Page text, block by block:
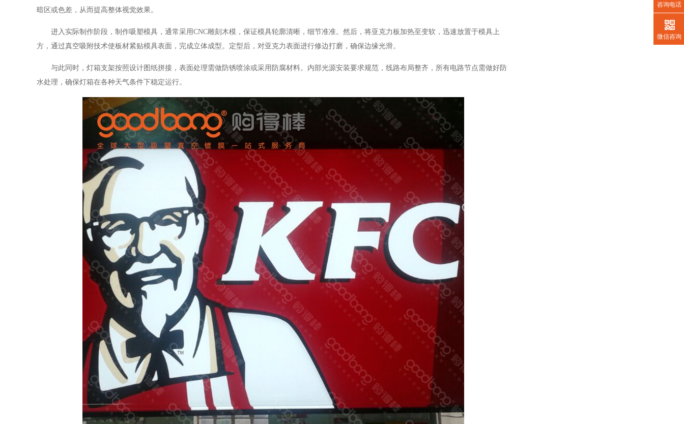
暗区或色差，从而提高整体视觉效果。
进入实际制作阶段，制作吸塑模具，通常采用CNC雕刻木模，保证模具轮廓清晰，细节准准。然后，将亚克力板加热至变软，迅速放置于模具上
方，通过真空吸附技术使板材紧贴模具表面，完成立体成型。定型后，对亚克力表面进行修边打磨，确保边缘光滑。
与此同时，灯箱支架按照设计图纸拼接，表面处理需做防锈喷涂或采用防腐材料。内部光源安装要求规范，线路布局整齐，所有电路节点需做好防
水处理，确保灯箱在各种天气条件下稳定运行。
咨询电话
微信咨询